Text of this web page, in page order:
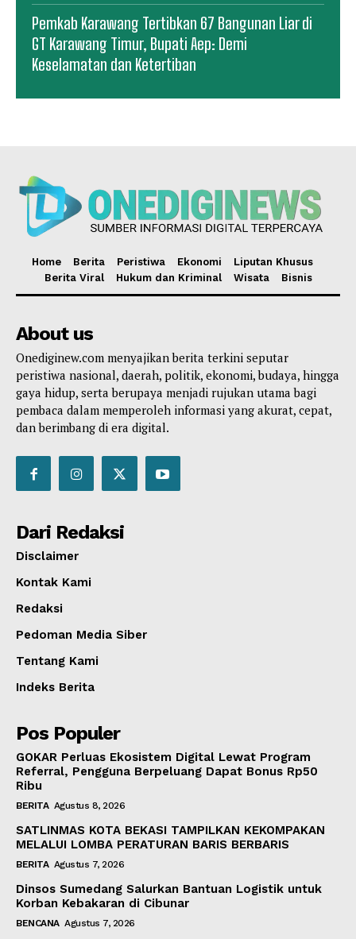
Pemkab Karawang Tertibkan 67 Bangunan Liar di
GT Karawang Timur, Bupati Aep: Demi
Keselamatan dan Ketertiban
Home Berita Peristiwa Ekonomi
Liputan Khusus
Berita Viral
Hukum dan Kriminal Wisata Bisnis
About us
Onediginew.com menyajikan berita terkini seputar
peristiwa nasional, daerah, politik, ekonomi, budaya, hingga
gaya hidup, serta berupaya menjadi rujukan utama bagi
pembaca dalam memperoleh informasi yang akurat, cepat,
dan berimbang di era digital.
Dari Redaksi
Disclaimer
Kontak Kami
Redaksi
Pedoman Media Siber
Tentang Kami
Indeks Berita
Pos Populer
GOKAR Perluas Ekosistem Digital Lewat Program
Referral, Pengguna Berpeluang Dapat Bonus Rp50
Ribu
BERITA Agustus 8, 2026
SATLINMAS KOTA BEKASI TAMPILKAN KEKOMPAKAN
MELALUI LOMBA PERATURAN BARIS BERBARIS
BERITA Agustus 7, 2026
Dinsos Sumedang Salurkan Bantuan Logistik untuk
Korban Kebakaran di Cibunar
BENCANA Agustus 7, 2026